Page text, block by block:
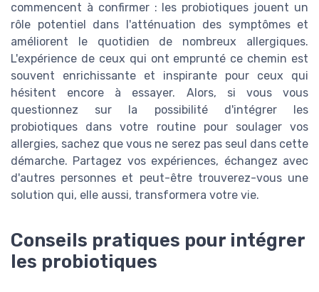
commencent à confirmer : les probiotiques jouent un
rôle potentiel dans l'atténuation des symptômes et
améliorent le quotidien de nombreux allergiques.
L'expérience de ceux qui ont emprunté ce chemin est
souvent enrichissante et inspirante pour ceux qui
hésitent encore à essayer. Alors, si vous vous
questionnez sur la possibilité d'intégrer les
probiotiques dans votre routine pour soulager vos
allergies, sachez que vous ne serez pas seul dans cette
démarche. Partagez vos expériences, échangez avec
d'autres personnes et peut-être trouverez-vous une
solution qui, elle aussi, transformera votre vie.
Conseils pratiques pour intégrer
les probiotiques